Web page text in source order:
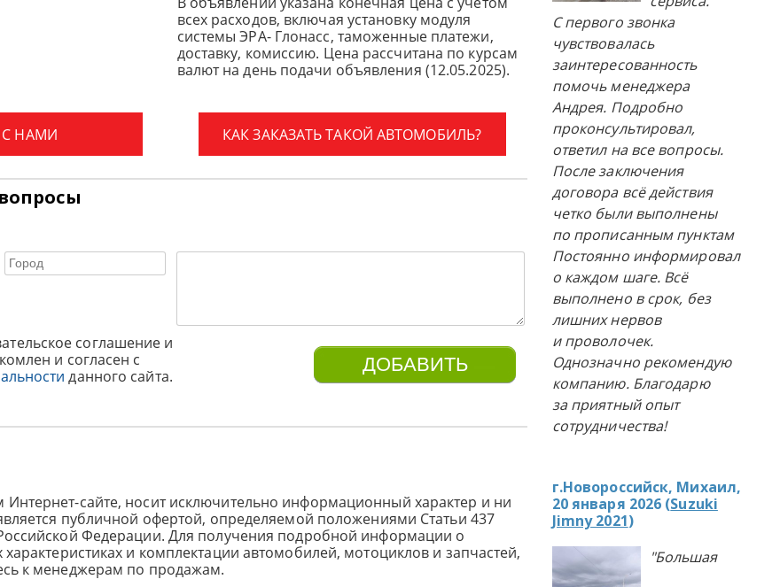
всех расходов, включая установку модуля
системы ЭРА- Глонасс, таможенные платежи,
доставку, комиссию. Цена рассчитана по курсам
валют на день подачи объявления (12.05.2025).
КАК ЗАКАЗАТЬ ТАКОЙ АВТОМОБИЛЬ?
С НАМИ
соглашение и
и согласен с
данного сайта.
сайте, носит исключительно информационный характер и ни
публичной офертой, определяемой положениями Статьи 437
Федерации. Для получения подробной информации о
характеристиках и комплектации автомобилей, мотоциклов и запчастей,
к менеджерам по продажам.
С первого звонка
чувствовалась
заинтересованность
помочь менеджера
Андрея. Подробно
проконсультировал,
ответил на все вопросы.
После заключения
договора всё действия
четко были выполнены
по прописанным пунктам
Постоянно информировал
о каждом шаге. Всё
выполнено в срок, без
лишних нервов
и проволочек.
Однозначно рекомендую
компанию. Благодарю
за приятный опыт
сотрудничества!
г.Новороссийск, Михаил,
20 января 2026 (Suzuki
Jimny 2021)
"Большая